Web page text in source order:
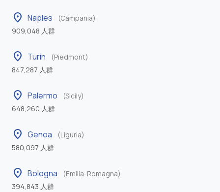
location_on Naples
(Campania)
909,048 人群
location_on Turin
(Piedmont)
847,287 人群
location_on Palermo
(Sicily)
648,260 人群
location_on Genoa
(Liguria)
580,097 人群
location_on Bologna
(Emilia-Romagna)
394,843 人群